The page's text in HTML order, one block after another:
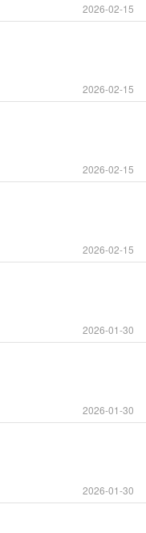
2026-02-15
2026-02-15
2026-02-15
2026-02-15
2026-01-30
2026-01-30
2026-01-30